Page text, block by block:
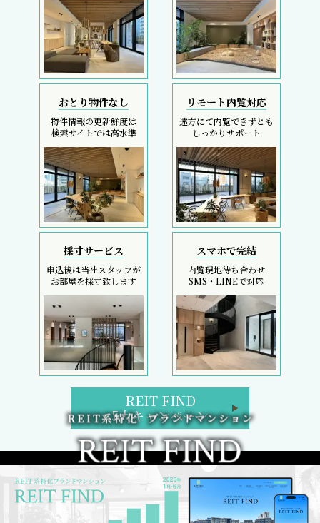
おとり物件なし
物件情報の更新鮮度は
検索サイトでは高水準
リモート内覧対応
遠方にて内覧できずとも
しっかりサポート
採寸サービス
申込後は当社スタッフが
お部屋を採寸致します
スマホで完結
内覧現地待ち合わせ
SMS・LINEで対応
REIT FIND
5大キャンペーン